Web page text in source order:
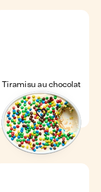
Tiramisu au chocolat